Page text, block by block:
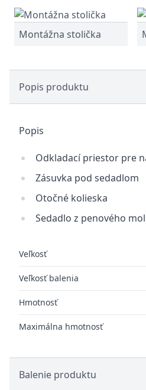
Montážna stolička
Popis produktu
Popis
Odkladací priestor pre
Zásuvka pod sedadlom
Otočné kolieska
Sedadlo z penového
Veľkosť
Veľkosť balenia
Hmotnosť
Maximálna hmotnosť
Balenie produktu